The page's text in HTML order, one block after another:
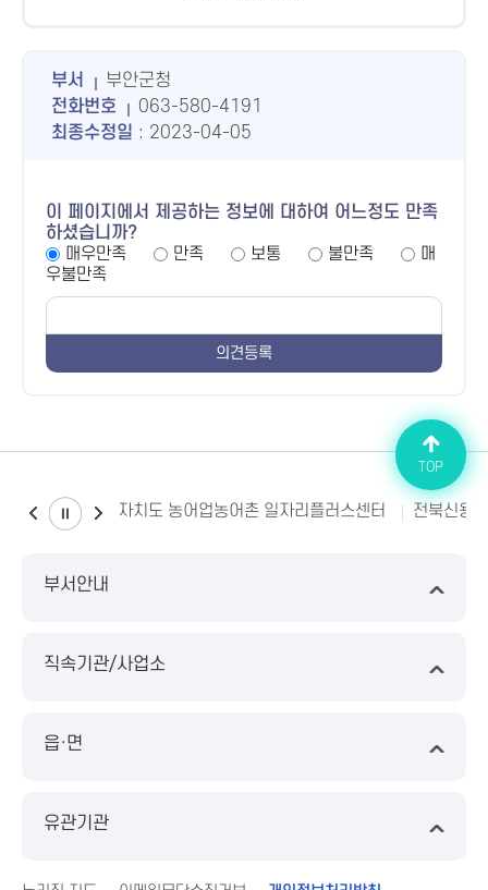
부서
부안군청
전화번호
063-580-4191
최종수정일 : 2023-04-05
이 페이지에서 제공하는 정보에 대하여 어느정도 만족
하셨습니까?
매우만족
만족 보통 불만족
매
우불만족
전북특별자치도 농어업농어촌 일자리플러스센터 전북신용
부서안내
직속기관/사업소
읍·면
유관기관
TOP